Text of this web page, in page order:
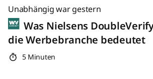
Unabhängig war gestern
Was Nielsens
die Werbebranche bedeutet
5 Minuten